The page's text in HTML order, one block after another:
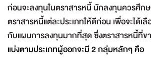
ก่อนจะลงทุนในตราสารหนี้ นักลงทุนควรศึกษ
ตราสารหนี้แต่ละประเภทให้ดีก่อน เพื่อจะได้เ
กับแผนการลงทุนมากที่สุด ซึ่งตราสารหนี้ที่ขา
แบ่งตามประเภทผู้ออกจะมี 2 กลุ่มหลักๆ คือ